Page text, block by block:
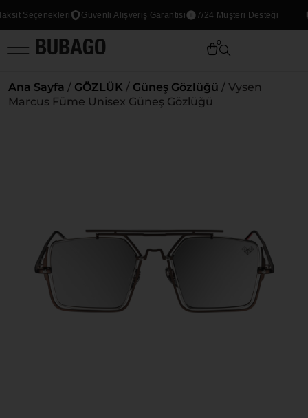
Seçenekleri Güvenli Alışveriş Garantisi 7/24 Müşteri Desteği
0
Ana Sayfa / GÖZLÜK / Güneş Gözlüğü / Vysen
Marcus Füme Unisex Güneş Gözlüğü